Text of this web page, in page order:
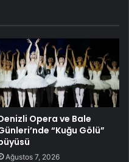
Opera ve Bale
“Kuğu Gölü”
Ağustos 7, 2026